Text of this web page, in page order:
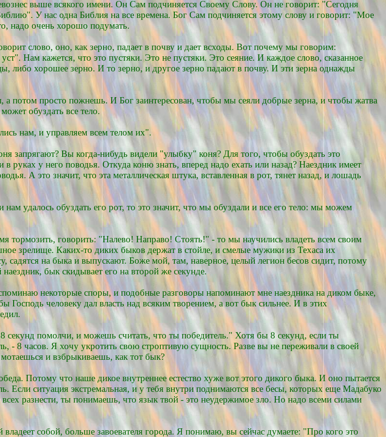
выше всякого имени. Он Сам подчиняется Своему Слову. Он не говорит: "Сегодня
У нас одна Библия на все времена. Бог Сам подчиняется этому слову и говорит: "Мое
надо очень хорошо подумать.
слово, оно, как зерно, падает в почву и дает всходы. Вот почему мы говорим:
Нам кажется, что это пустяки. Это не пустяки. Это сеяние. И каждое слово, сказанное
либо хорошее зерно. И то зерно, и другое зерно падают в почву. И эти зерна однажды
потом просто пожнешь. И Бог заинтересован, чтобы мы сеяли добрые зерна, и чтобы жатва
обуздать все тело.
нам, и управляем всем телом их".
запрягают? Вы когда-нибудь видели "улыбку" коня? Для того, чтобы обуздать это
руках у него поводья. Откуда коню знать, вперед надо ехать или назад? Наездник имеет
А это значит, что эта металлическая штука, вставленная в рот, тянет назад, и лошадь
удалось обуздать его рот, то это значит, что мы обуздали и все его тело: мы можем
тормозить, говорить: "Налево! Направо! Стоять!" - то мы научились владеть всем своим
зрелище. Каких-то диких быков держат в стойле, и смелые мужики из Техаса их
на быка и выпускают. Боже мой, там, наверное, целый легион бесов сидит, потому
бык скидывает его на второй же секунде.
некоторые споры, и подобные разговоры напоминают мне наездника на диком быке,
Господь человеку дал власть над всяким творением, а вот бык сильнее. И в этих
помолчи, и можешь считать, что ты победитель." Хотя бы 8 секунд, если ты
8 часов. Я хочу укротить свою строптивую сущность. Разве вы не переживали в своей
и взбрыкиваешь, как тот бык?
Потому что наше дикое внутреннее естество хуже вот этого дикого быка. И оно пытается
Если ситуация экстремальная, и у тебя внутри поднимаются все бесы, которых еще Мадабуко
разнести, ты понимаешь, что язык твой - это неудержимое зло. Но надо всеми силами
собой, больше завоевателя города. Я понимаю, вы сейчас думаете: "Про кого это